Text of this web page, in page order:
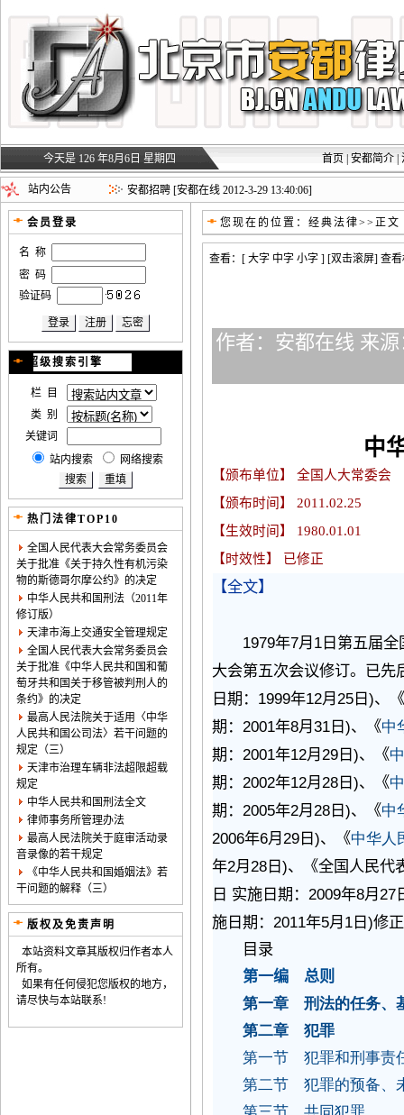
今天是 126 年8月6日 星期四 首页 安都简介
站内公告
安都招聘 [安都在线 2012-3-29 13:46:54]
安都招聘 [安都在线 2012-3-29 13:40:06]
会员登录
名 称
密 码
验证码
超级搜索引擎
栏 目
类 别
关键词
站内搜索
网络搜索
热门法律TOP10
全国人民代表大会常务委员会
关于批准《关于持久性有机污染
物的斯德哥尔摩公约》的决定
中华人民共和国刑法（2011年
修订版）
天津市海上交通安全管理规定
全国人民代表大会常务委员会
关于批准《中华人民共和国和葡
萄牙共和国关于移管被判刑人的
条约》的决定
最高人民法院关于适用〈中华
人民共和国公司法〉若干问题的
规定（三）
天津市治理车辆非法超限超载
规定
中华人民共和国刑法全文
律师事务所管理办法
最高人民法院关于庭审活动录
音录像的若干规定
《中华人民共和国婚姻法》若
干问题的解释（三）
版权及免责声明
本站资料文章其版权归作者本人
所有。
如果有任何侵犯您版权的地方，
请尽快与本站联系!
您现在的位置：经典法律>>正文
查看：[大字 中字 小字 ] [双击滚屏] 查
作者：安都在线 来
中
【颁布单位】 全国人大常委会
【颁布时间】
2011.02.25
【生效时间】
1980.01.01
【时效性】 已修正
【全文】
1979年7月 1 日第五届
大会第五次会议修订。已先
日期： 1999年12月25 日)、
期：2001年8月31 日)、《中
期：2001年12月29 日)、《
期：2002年12月28 日)、《
期：2005年2月28 日)、《中
2006年6月29 日)、《中华人
年2月28 日)、《全国人民代
日 实施日期：2009年8月27
施日期：2011年5月 1 日)修
目录
第一编 总则
第一章 刑法的任务、
第二章 犯罪
第一节 犯罪和刑事责
第二节 犯罪的预备、